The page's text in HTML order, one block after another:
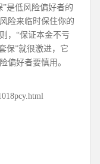
是低风险偏好者的
险来临时保住你的
，“保证本金不亏
保”就很激进，它
偏好者要慎用。